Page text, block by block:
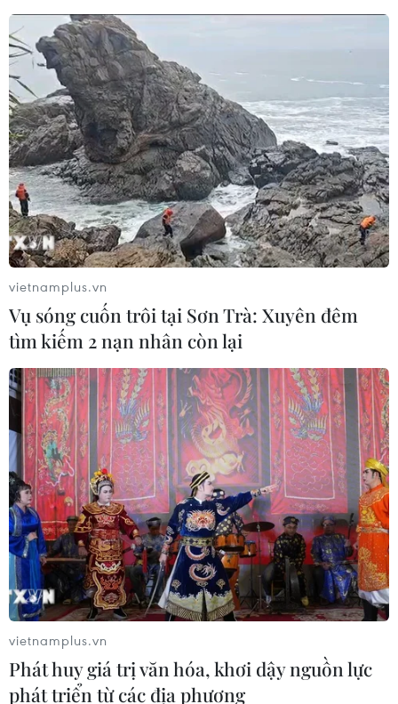
TIN CÙNG CHUYÊN MỤC
Cháy rừng nghiêm trọng tại Canada,
vietnamplus.vn
Vụ sóng cuốn trôi tại Sơn Trà: Xuyên đêm
tìm kiếm 2 nạn nhân còn lại
vietnamplus.vn
Phát huy giá trị văn hóa, khơi dậy nguồn lực
phát triển từ các địa phương